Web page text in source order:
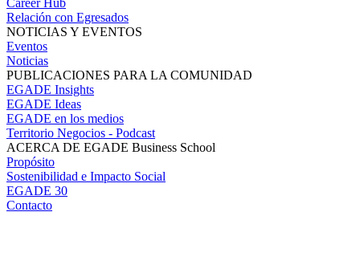
Career Hub
Relación con Egresados
NOTICIAS Y EVENTOS
Eventos
Noticias
PUBLICACIONES PARA LA COMUNIDAD
EGADE Insights
EGADE Ideas
EGADE en los medios
Territorio Negocios - Podcast
ACERCA DE EGADE Business School
Propósito
Sostenibilidad e Impacto Social
EGADE 30
Contacto